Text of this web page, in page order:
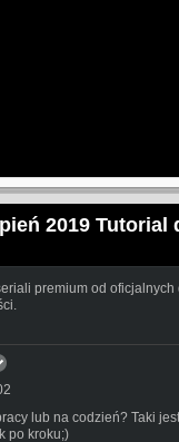
2019 Tutorial
premium od oficjalnych
lub na codzień? Taki
po kroku;)